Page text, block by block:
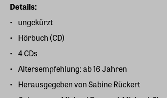
Details:
ungekürzt
Hörbuch (CD)
4 CDs
Altersempfehlung: ab 16 Jahren
Herausgegeben von Sabine Rückert